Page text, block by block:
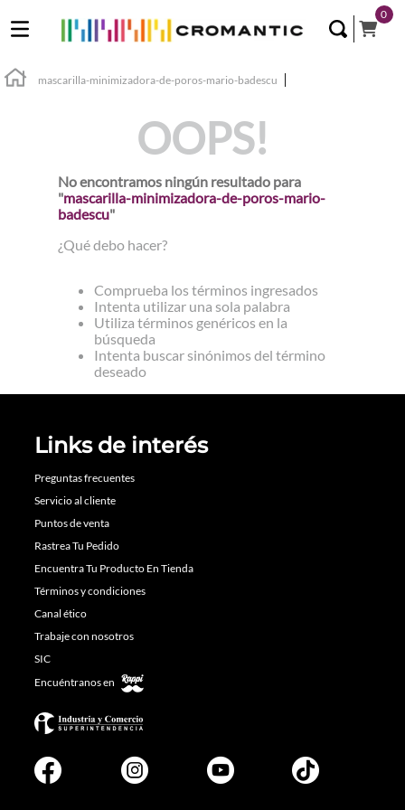
0
mascarilla-minimizadora-de-poros-mario-badescu
OOPS!
No encontramos ningún resultado para
"mascarilla-minimizadora-de-poros-mario-
badescu"
¿Qué debo hacer?
Comprueba los términos ingresados
Intenta utilizar una sola palabra
Utiliza términos genéricos en la
búsqueda
Intenta buscar sinónimos del término
deseado
Links de interés
Preguntas frecuentes
Servicio al cliente
Puntos de venta
Rastrea Tu Pedido
Encuentra Tu Producto En Tienda
Términos y condiciones
Canal ético
Trabaje con nosotros
SIC
Encuéntranos en